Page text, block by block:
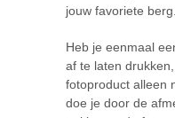
jouw favoriete berg.
Heb je eenmaal
af te laten
fotoproduct alleen
doe je door de